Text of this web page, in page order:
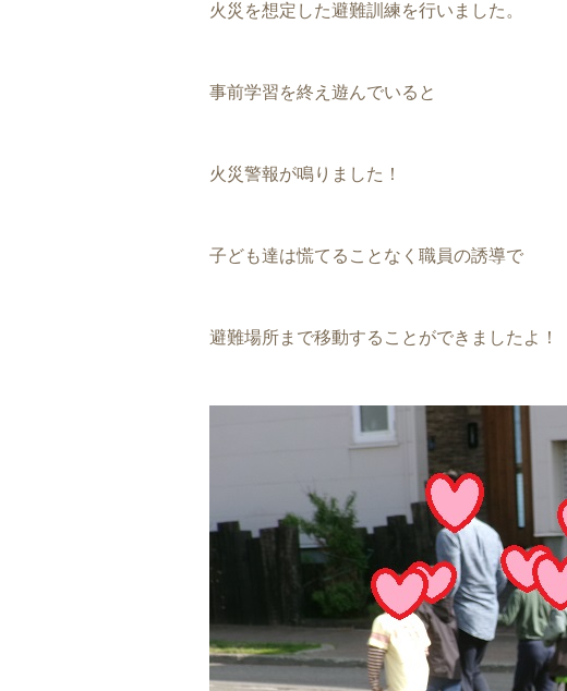
火災を想定した避難訓練を行いました。
事前学習を終え遊んでいると
火災警報が鳴りました！
子ども達は慌てることなく職員の誘導で
避難場所まで移動することができましたよ！